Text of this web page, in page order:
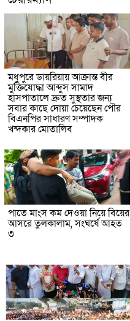
মধুপুরে ডায়রিয়ায় আক্রান্ত বীর
মুক্তিযোদ্ধা আব্দুস সামাদ
হাসপাতালে দ্রুত সুস্থতার জন্য
সবার কাছে দোয়া চেয়েছেন পৌর
বিএনপির সাধারণ সম্পাদক
খন্দকার মোতালিব
পাতে মাংস কম দেওয়া নিয়ে বিয়ের
আসরে তুলকালাম, সংঘর্ষে আহত
৩